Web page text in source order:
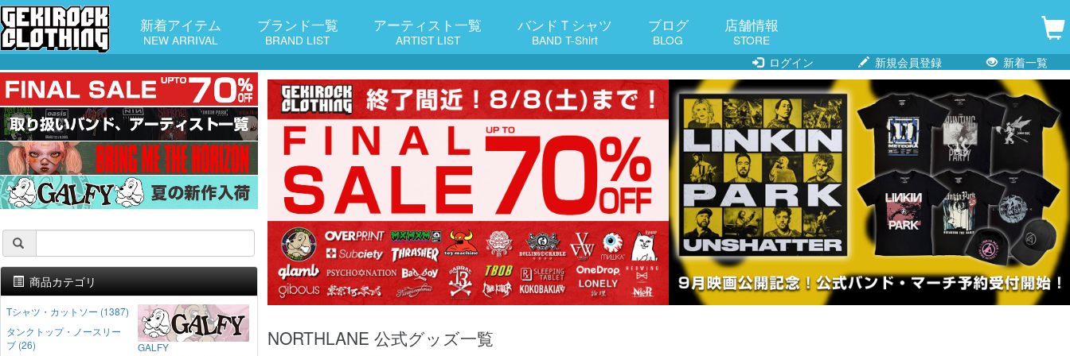
新着アイテム
NEW ARRIVAL
ブランド一覧
BRAND LIST
アーティスト一覧
ARTIST LIST
バンドＴシャツ
BAND T-Shirt
ブログ
BLOG
店舗情報
STORE
ログイン
新規会員登録 新着一覧
NORTHLANE 公式グッズ一覧
商品カテゴリ
Tシャツ・カットソー (1387)
タンクトップ・ノースリー
ブ (26)
GALFY